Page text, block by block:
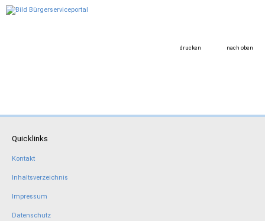
drucken nach oben
Quicklinks
Kontakt
Inhaltsverzeichnis
Impressum
Datenschutz